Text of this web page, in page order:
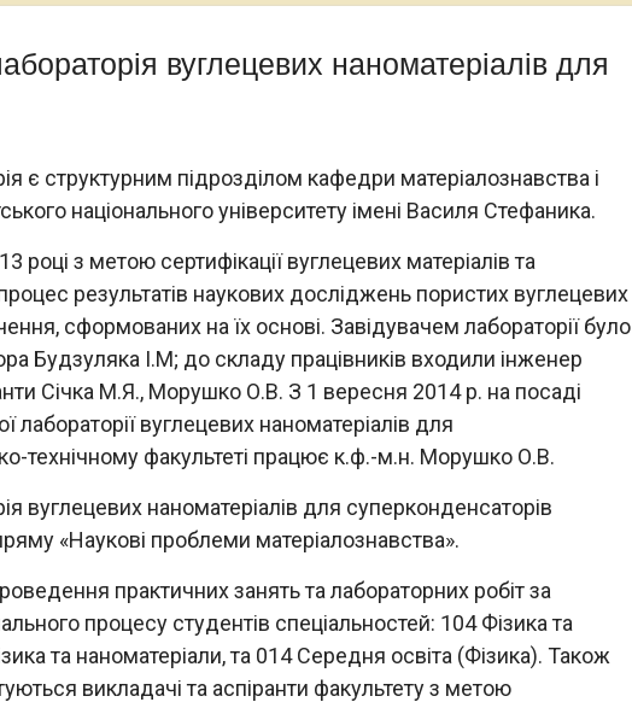
вуглецевих наноматеріалів для
є структурним підрозділом кафедри матеріалознавства і
національного університету імені Василя Стефаника.
році з метою сертифікації вуглецевих матеріалів та
результатів наукових досліджень пористих вуглецевих
сформованих на їх основі. Завідувачем лабораторії було
Будзуляка І.М; до складу працівників входили інженер
Січка М.Я., Морушко О.В. З 1 вересня 2014 р. на посаді
лабораторії вуглецевих наноматеріалів для
технічному факультеті працює к.ф.-м.н. Морушко О.В.
вуглецевих наноматеріалів для суперконденсаторів
«Наукові проблеми матеріалознавства».
практичних занять та лабораторних робіт за
процесу студентів спеціальностей: 104 Фізика та
та наноматеріали, та 014 Середня освіта (Фізика). Також
викладачі та аспіранти факультету з метою